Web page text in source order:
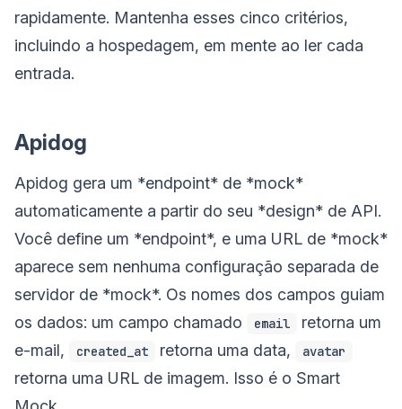
rapidamente. Mantenha esses cinco critérios,
incluindo a hospedagem, em mente ao ler cada
entrada.
Apidog
Apidog gera um *endpoint* de *mock*
automaticamente a partir do seu *design* de API.
Você define um *endpoint*, e uma URL de *mock*
aparece sem nenhuma configuração separada de
servidor de *mock*. Os nomes dos campos guiam
os dados: um campo chamado
email
retorna um
e-mail,
created_at retorna uma data, avatar
retorna uma URL de imagem. Isso é o Smart